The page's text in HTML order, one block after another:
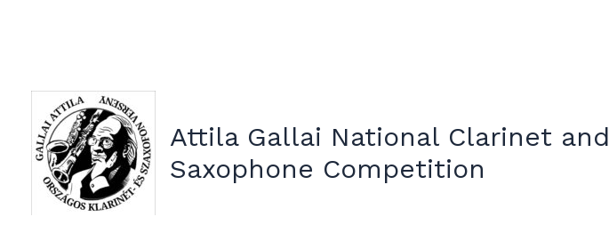
Attila Gallai National Clarinet and
Saxophone Competition